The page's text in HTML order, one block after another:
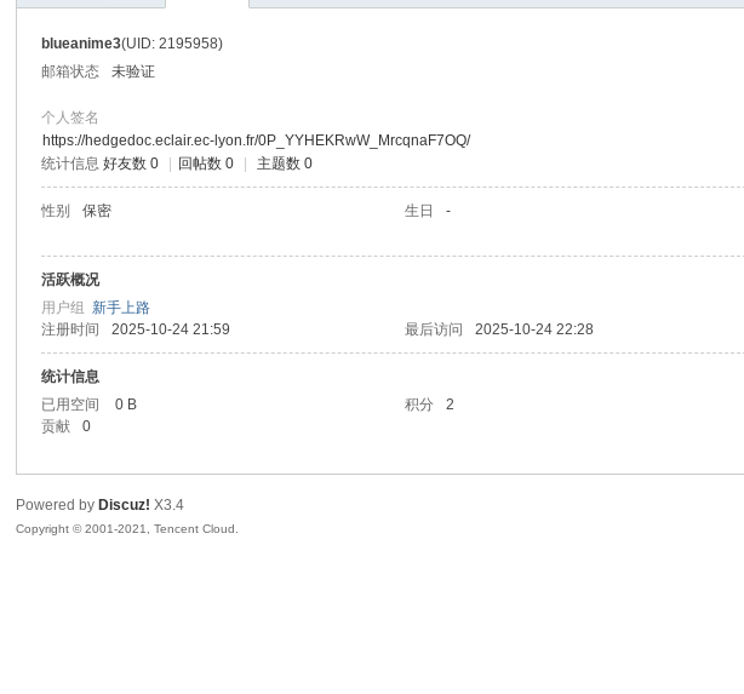
blueanime3(UID: 2195958)
邮箱状态
未验证
个人签名
https://hedgedoc.eclair.ec-lyon.fr/0P_YYHEKRwW_MrcqnaF7OQ/
统计信息 好友数 0 回帖数 0 主题数 0
性别 保密 生日 -
活跃概况
用户组新手上路
注册时间
2025-10-24 21:59 最后访问 2025-10-24 22:28
统计信息
已用空间
0 B 积分 2
贡献
0
Powered by Discuz! X3.4
Copyright © 2001-2021, Tencent Cloud.